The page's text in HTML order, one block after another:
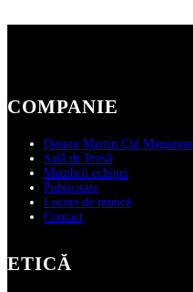
COMPANIE
Despre Martin Cid Magazine
Sală de Presă
Membrii echipei
Publicitate
Locuri de muncă
Contact
ETICĂ